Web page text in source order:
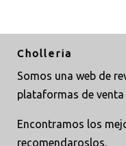
Cholleria
Somos una web de
plataformas de venta
Encontramos los
recomendaroslos.